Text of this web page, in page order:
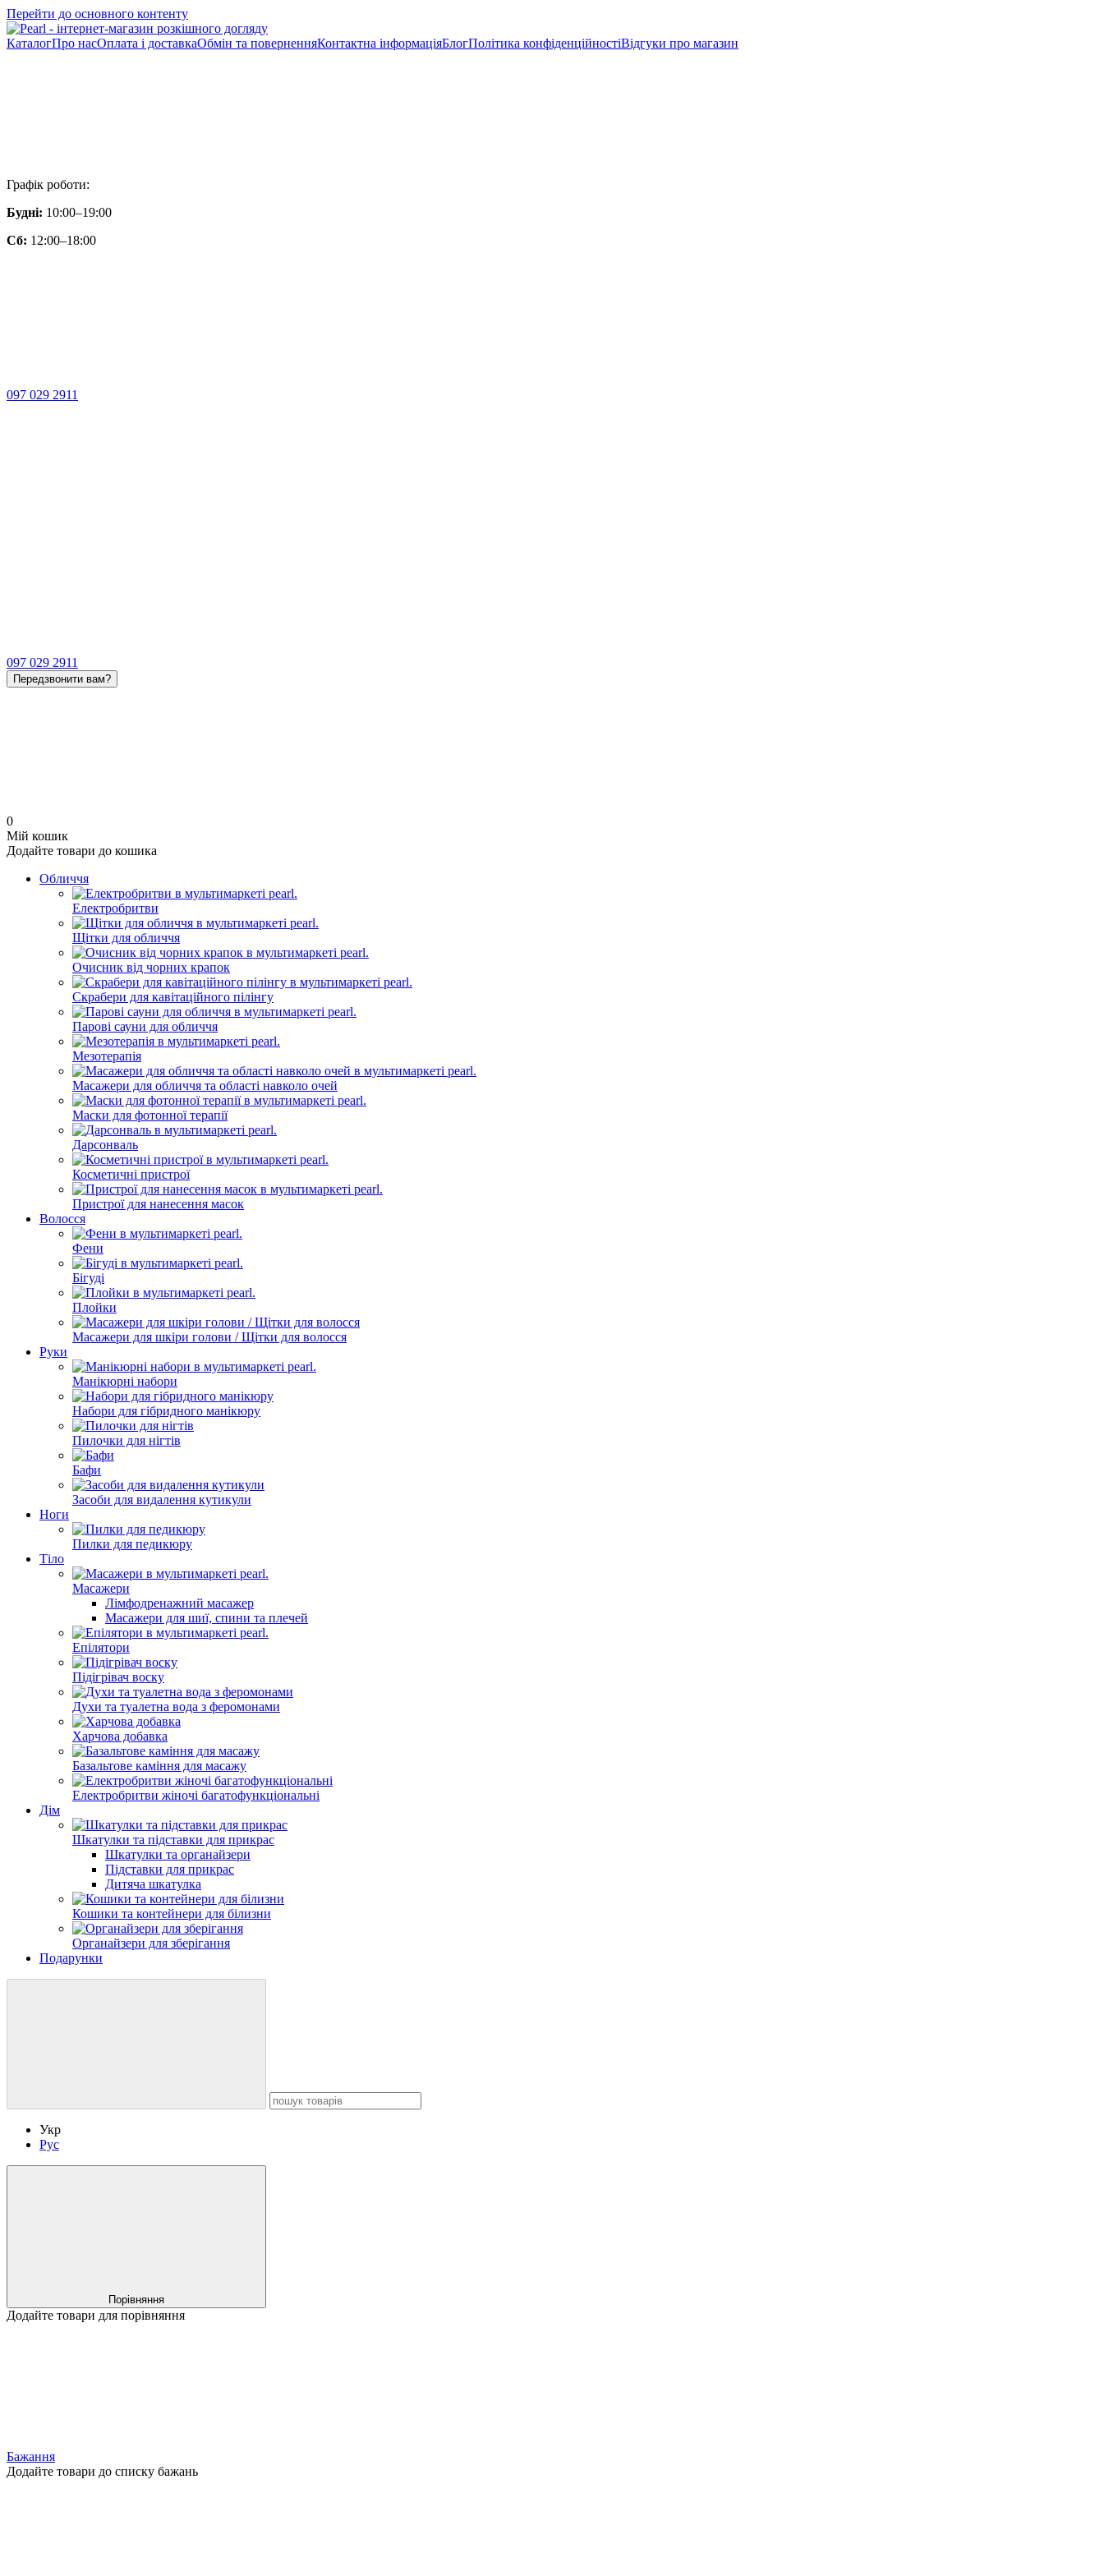
Перейти до основного контенту
КаталогПро насОплата і доставкаОбмін та поверненняКонтактна інформаціяБлогПолітика конфіденційностіВідгуки про магазин
Графік роботи:
Будні: 10:00–19:00
Сб: 12:00–18:00
097 029 2911
097 029 2911
Передзвонити вам?
0
Мій кошик
Додайте товари до кошика
Обличчя
Електробритви
Щітки для обличчя
Очисник від чорних крапок
Скрабери для кавітаційного пілінгу
Парові сауни для обличчя
Мезотерапія
Масажери для обличчя та області навколо очей
Маски для фотонної терапії
Дарсонваль
Косметичні пристрої
Пристрої для нанесення масок
Волосся
Фени
Бігуді
Плойки
Масажери для шкіри голови / Щітки для волосся
Руки
Манікюрні набори
Набори для гібридного манікюру
Пилочки для нігтів
Бафи
Засоби для видалення кутикули
Ноги
Пилки для педикюру
Тіло
Масажери
Лімфодренажний масажер
Масажери для шиї, спини та плечей
Епілятори
Підігрівач воску
Духи та туалетна вода з феромонами
Харчова добавка
Базальтове каміння для масажу
Електробритви жіночі багатофункціональні
Дім
Шкатулки та підставки для прикрас
Шкатулки та органайзери
Підставки для прикрас
Дитяча шкатулка
Кошики та контейнери для білизни
Органайзери для зберігання
Подарунки
Укр
Рус
Порівняння
Додайте товари для порівняння
Бажання
Додайте товари до списку бажань